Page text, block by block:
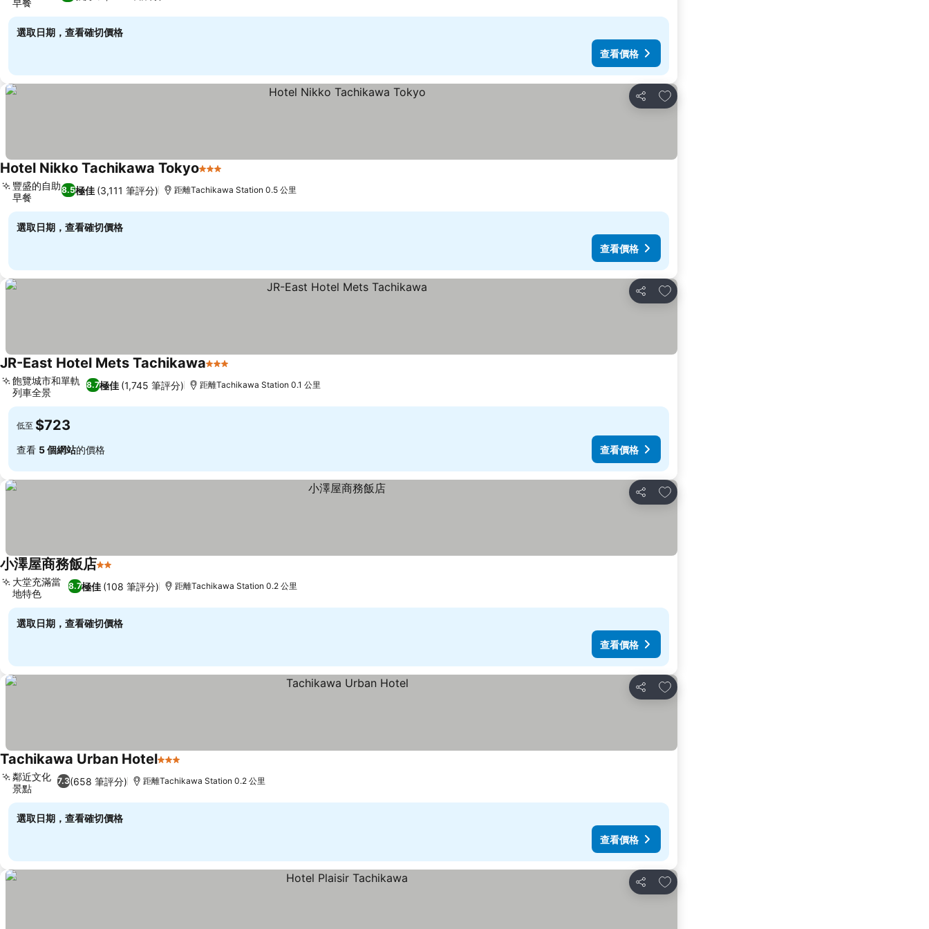
早餐
選取日期，查看確切價格
查看價格
分享
放到收藏夾
Hotel Nikko Tachikawa Tokyo3 星級
8.5極佳 (3,111 筆評分)
豐盛的自助
早餐
距離Tachikawa Station 0.5 公里
選取日期，查看確切價格
查看價格
分享
放到收藏夾
JR-East Hotel Mets Tachikawa3 星級
8.7極佳 (1,745 筆評分)
飽覽城市和單軌
列車全景
距離Tachikawa Station 0.1 公里
低至 $723
查看 5 個網站的價格 查看價格
分享
放到收藏夾
小澤屋商務飯店2 星級
8.7極佳 (108 筆評分)
大堂充滿當
地特色
距離Tachikawa Station 0.2 公里
選取日期，查看確切價格
查看價格
分享
放到收藏夾
Tachikawa Urban Hotel3 星級
7.3(658 筆評分)
鄰近文化
景點
距離Tachikawa Station 0.2 公里
選取日期，查看確切價格
查看價格
分享
放到收藏夾